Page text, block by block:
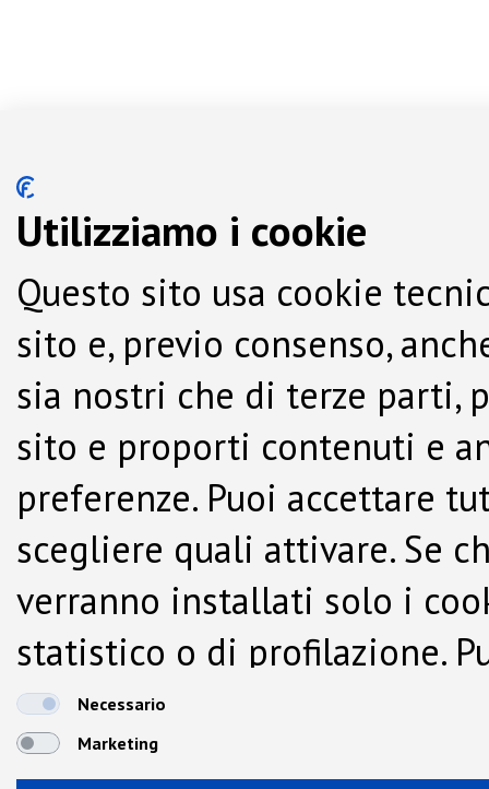
Utilizziamo i cookie
Questo sito usa cookie
sito e, previo consenso,
sia nostri che di terze parti,
sito e proporti contenuti e
preferenze. Puoi accettare
scegliere quali attivare. Se
verranno installati solo i
statistico o di profilazione.
dalla Cookie Policy.
Necessario
Marketing